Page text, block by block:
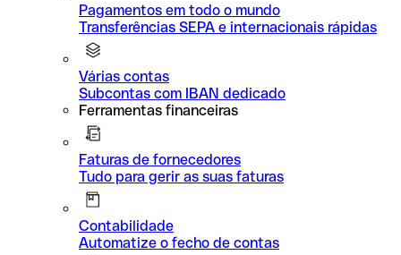
Pagamentos em todo o mundo
Transferências SEPA e internacionais rápidas
Várias contas
Subcontas com IBAN dedicado
Ferramentas financeiras
Faturas de fornecedores
Tudo para gerir as suas faturas
Contabilidade
Automatize o fecho de contas